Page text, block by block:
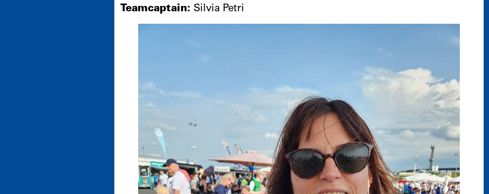
Teamcaptain: Silvia Petri